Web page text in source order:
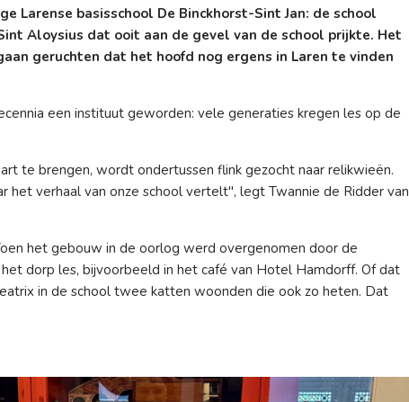
Larense basisschool De Binckhorst-Sint Jan: de school
Aloysius dat ooit aan de gevel van de school prijkte. Het
geruchten dat het hoofd nog ergens in Laren te vinden
een instituut geworden: vele generaties kregen les op de
te brengen, wordt ondertussen flink gezocht naar relikwieën.
het verhaal van onze school vertelt", legt Twannie de Ridder van
het gebouw in de oorlog werd overgenomen door de
dorp les, bijvoorbeeld in het café van Hotel Hamdorff. Of dat
in de school twee katten woonden die ook zo heten. Dat